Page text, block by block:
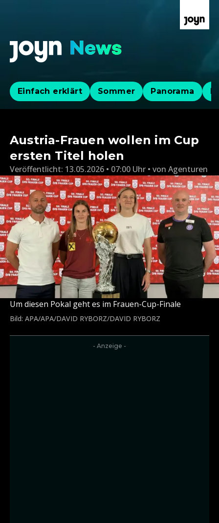
Einfach erklärt Sommer Panorama
Austria-Frauen wollen im Cup
ersten Titel holen
Veröffentlicht: 13.05.2026 • 07:00 Uhr von Agenturen
Um diesen Pokal geht es im Frauen-Cup-Finale
Bild: APA/APA/DAVID RYBORZ/DAVID RYBORZ
- Anzeige -